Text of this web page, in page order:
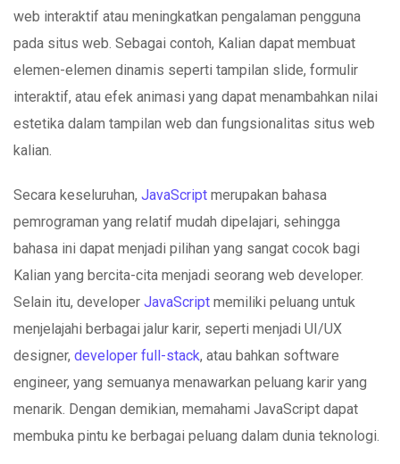
web interaktif atau meningkatkan pengalaman pengguna
pada situs web. Sebagai contoh, Kalian dapat membuat
elemen-elemen dinamis seperti tampilan slide, formulir
interaktif, atau efek animasi yang dapat menambahkan nilai
estetika dalam tampilan web dan fungsionalitas situs web
kalian.
Secara keseluruhan, JavaScript merupakan bahasa
pemrograman yang relatif mudah dipelajari, sehingga
bahasa ini dapat menjadi pilihan yang sangat cocok bagi
Kalian yang bercita-cita menjadi seorang web developer.
Selain itu, developer JavaScript memiliki peluang untuk
menjelajahi berbagai jalur karir, seperti menjadi UI/UX
designer, developer full-stack, atau bahkan software
engineer, yang semuanya menawarkan peluang karir yang
menarik. Dengan demikian, memahami JavaScript dapat
membuka pintu ke berbagai peluang dalam dunia teknologi.